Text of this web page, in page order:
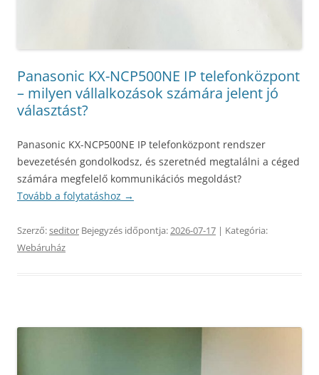
Panasonic KX-NCP500NE IP telefonközpont
– milyen vállalkozások számára jelent jó
választást?
Panasonic KX-NCP500NE IP telefonközpont rendszer
bevezetésén gondolkodsz, és szeretnéd megtalálni a céged
számára megfelelő kommunikációs megoldást?
Tovább a folytatáshoz →
Szerző:seditor Bejegyzés időpontja:2026-07-17 | Kategória:
Webáruház